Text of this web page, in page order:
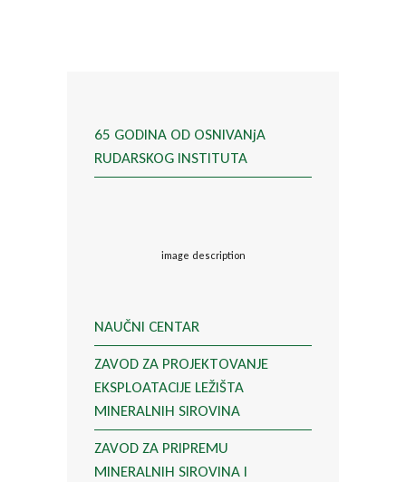
65 GODINA OD OSNIVANjA
RUDARSKOG INSTITUTA
image description
NAUČNI CENTAR
ZAVOD ZA PROJEKTOVANJE
EKSPLOATACIJE LEŽIŠTA
MINERALNIH SIROVINA
ZAVOD ZA PRIPREMU
MINERALNIH SIROVINA I